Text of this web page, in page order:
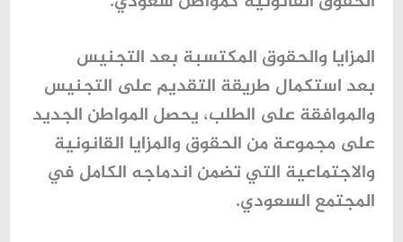
المزايا والحقوق المكتسبة بعد التجنيس
بعد استكمال طريقة التقديم على التجنيس
والموافقة على الطلب، يحصل المواطن الجديد
على مجموعة من الحقوق والمزايا القانونية
والاجتماعية التي تضمن اندماجه الكامل في
المجتمع السعودي.